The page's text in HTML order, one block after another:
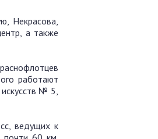
Некрасова,
а также
работают
№ 5,
ведущих к